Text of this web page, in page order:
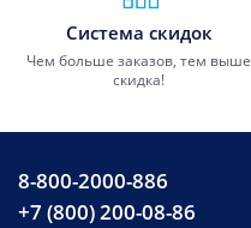
Система скидок
Чем больше заказов, тем выше
скидка!
8-800-2000-886
+7 (800) 200-08-86